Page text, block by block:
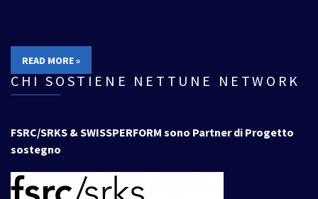
READ MORE »
CHI SOSTIENE NETTUNE NETWORK
FSRC/SRKS & SWISSPERFORM sono Partner di Progetto
sostegno